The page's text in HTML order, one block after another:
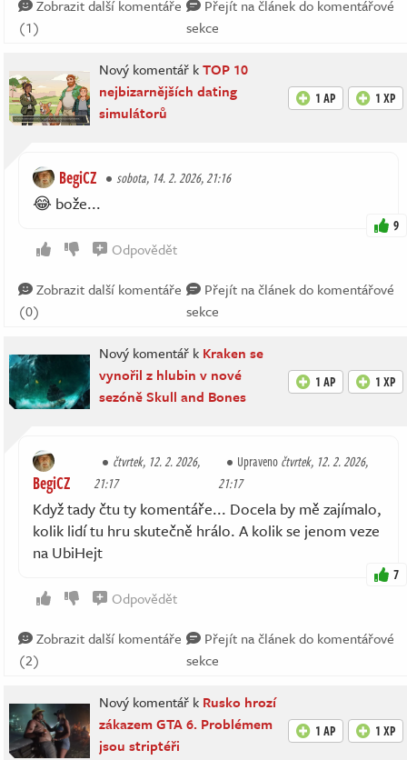
Zobrazit další komentáře
(1)
Přejít na článek do komentářové
sekce
Nový komentář kTOP 10
nejbizarnějších dating
simulátorů
1 AP 1 XP
BegiCZ sobota, 14. 2. 2026, 21:16
😂 bože...
9
Odpovědět
Zobrazit další komentáře
(0)
Přejít na článek do komentářové
sekce
Nový komentář k Kraken se
vynořil z hlubin v nové
sezóně Skull and Bones
1 AP 1 XP
BegiCZ
čtvrtek, 12. 2. 2026,
21:17
Upravenočtvrtek, 12. 2. 2026,
21:17
Když tady čtu ty komentáře... Docela by mě zajímalo,
kolik lidí tu hru skutečně hrálo. A kolik se jenom veze
na UbiHejt
7
Odpovědět
Zobrazit další komentáře
(2)
Přejít na článek do komentářové
sekce
Nový komentář k Rusko hrozí
zákazem GTA 6. Problémem
jsou striptéři
1 AP 1 XP